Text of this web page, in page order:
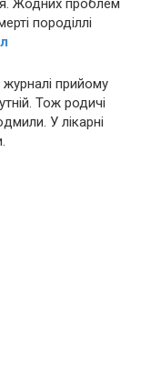
Жодних проблем
породіллі
журналі прийому
Тож родичі
У лікарні